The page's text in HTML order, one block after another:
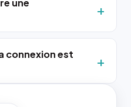
une
connexion est